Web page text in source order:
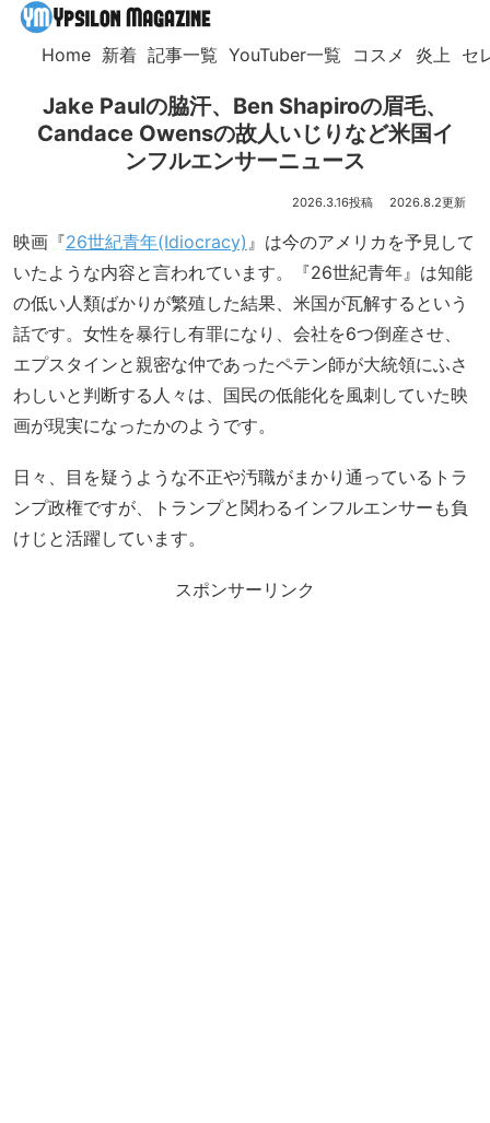
Home 新着 記事一覧 YouTuber一覧 コスメ 炎上 セ
Jake Paulの脇汗、Ben Shapiroの眉毛、
Candace Owensの故人いじりなど米国イ
ンフルエンサーニュース
2026.3.16 2026.8.2
映画『26世紀青年(Idiocracy) 』は今のアメリカを予見して
いたような内容と言われています。『26世紀青年』は知能
の低い人類ばかりが繁殖した結果、米国が瓦解するという
話です。女性を暴行し有罪になり、会社を6つ倒産させ、
エプスタインと親密な仲であったペテン師が大統領にふさ
わしいと判断する人々は、国民の低能化を風刺していた映
画が現実になったかのようです。
日々、目を疑うような不正や汚職がまかり通っているトラ
ンプ政権ですが、トランプと関わるインフルエンサーも負
けじと活躍しています。
スポンサーリンク